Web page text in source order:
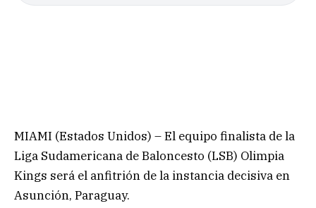
MIAMI (Estados Unidos) – El equipo finalista de la
Liga Sudamericana de Baloncesto (LSB) Olimpia
Kings será el anfitrión de la instancia decisiva en
Asunción, Paraguay.